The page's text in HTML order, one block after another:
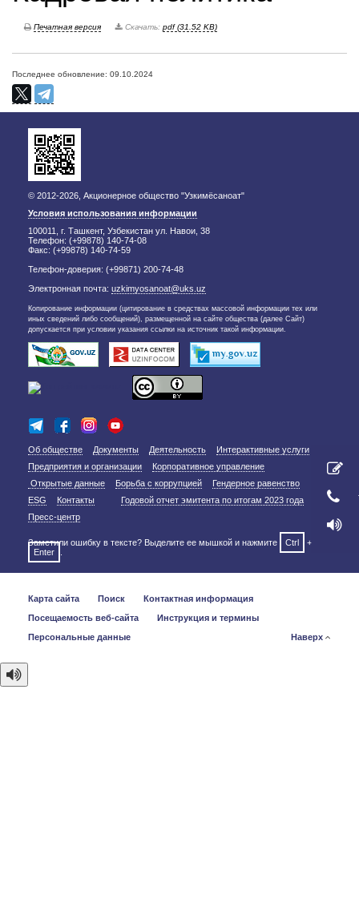
Печатная версия Скачать: pdf (31.52 KB)
Последнее обновление: 09.10.2024
© 2012-2026, Акционерное общество "Узкимёсаноат"
Условия использования информации
100011, г. Ташкент, Узбекистан ул. Навои, 38
Телефон: (+99878) 140-74-08
Факс: (+99878) 140-74-59
Телефон-доверия: (+99871) 200-74-48
Электронная почта: uzkimyosanoat@uks.uz
Копирование информации (цитирование в средствах массовой информации тех или
иных сведений либо сообщений), размещенной на сайте общества (далее Сайт)
допускается при условии указания ссылки на источник такой информации.
Об обществе Документы Деятельность
Интерактивные услуги
Предприятия и организации
Корпоративное управление
Открытые данные
Борьба с коррупцией
Гендерное равенство
ESG
Контакты
Годовой отчет эмитента по итогам 2023 года
Пресс-центр
Заметили ошибку в тексте? Выделите ее мышкой и нажмите Ctrl
+
Enter
Карта сайта Поиск
Контактная информация
Посещаемость веб-сайта
Инструкция и термины
Персональные данные
Наверх